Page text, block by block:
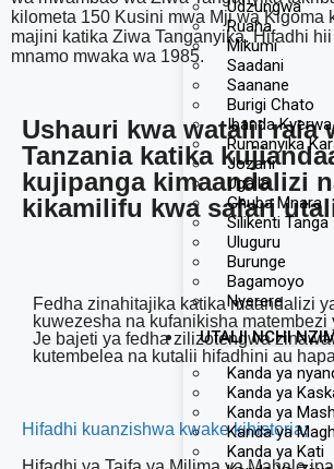
Udzungwa
Ruaha
Mikumi
Saadani
Saanane
Burigi Chato
Ibanda Kyerwa
Rumanyika
Jozani
Ugalla
Ghuba Mnara
Silikenti Tanga
Uluguru
Burunge
Bagamoyo
Nyerere
UTALII NCHI
Kanda ya
Kanda ya
Kanda ya
Kanda ya
Kanda ya Kati
kilometa 150 Kusini mwa Mji wa Kigoma
majini katika Ziwa Tanganyika. Hifadhi
mnamo mwaka wa 1985.
Ushauri kwa watalii raia
Tanzania katika
kujipanga kimaandalizi
kikamilifu kwa safari
Fedha zinahitajika katika maandalizi
kuwezesha na kufanikisha matembezi
Je bajeti ya fedha zilizotengwa
kutembelea na kutalii hifadhini au
Hifadhi kuanzishwa kwake kihistoria;